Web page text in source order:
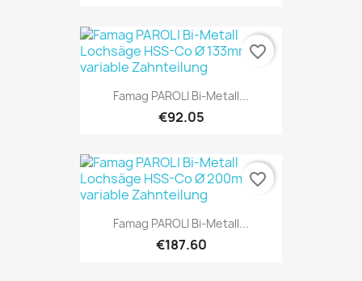
Famag PAROLI Bi-Metall...
€92.05
favorite_border
Famag PAROLI Bi-Metall...
€187.60
favorite_border